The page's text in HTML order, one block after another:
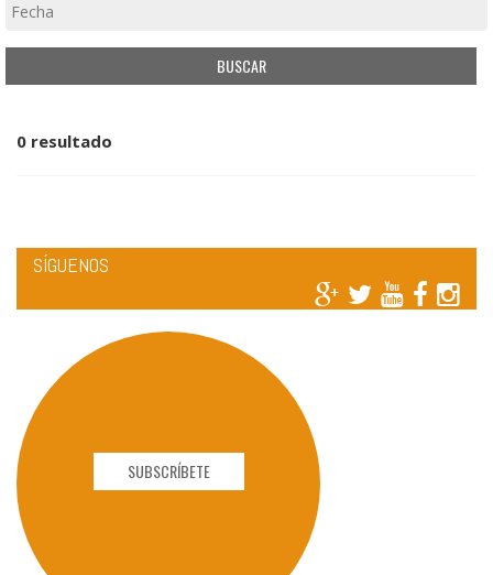
0 resultado
SÍGUENOS
SUBSCRÍBETE